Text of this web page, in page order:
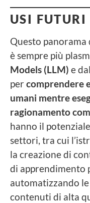
USI FUTURI
Questo panorama
è sempre più
Models (LLM) e
percomprendere
umani mentre
ragionamento
hanno il
settori, tra cui
la creazione di
di apprendimento
automatizzando
contenuti di alta